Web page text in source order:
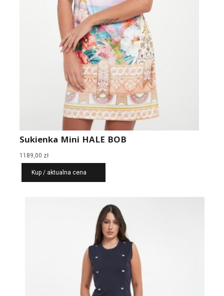
Sukienka Mini HALE BOB
1189,00 zł
Kup / aktualna cena